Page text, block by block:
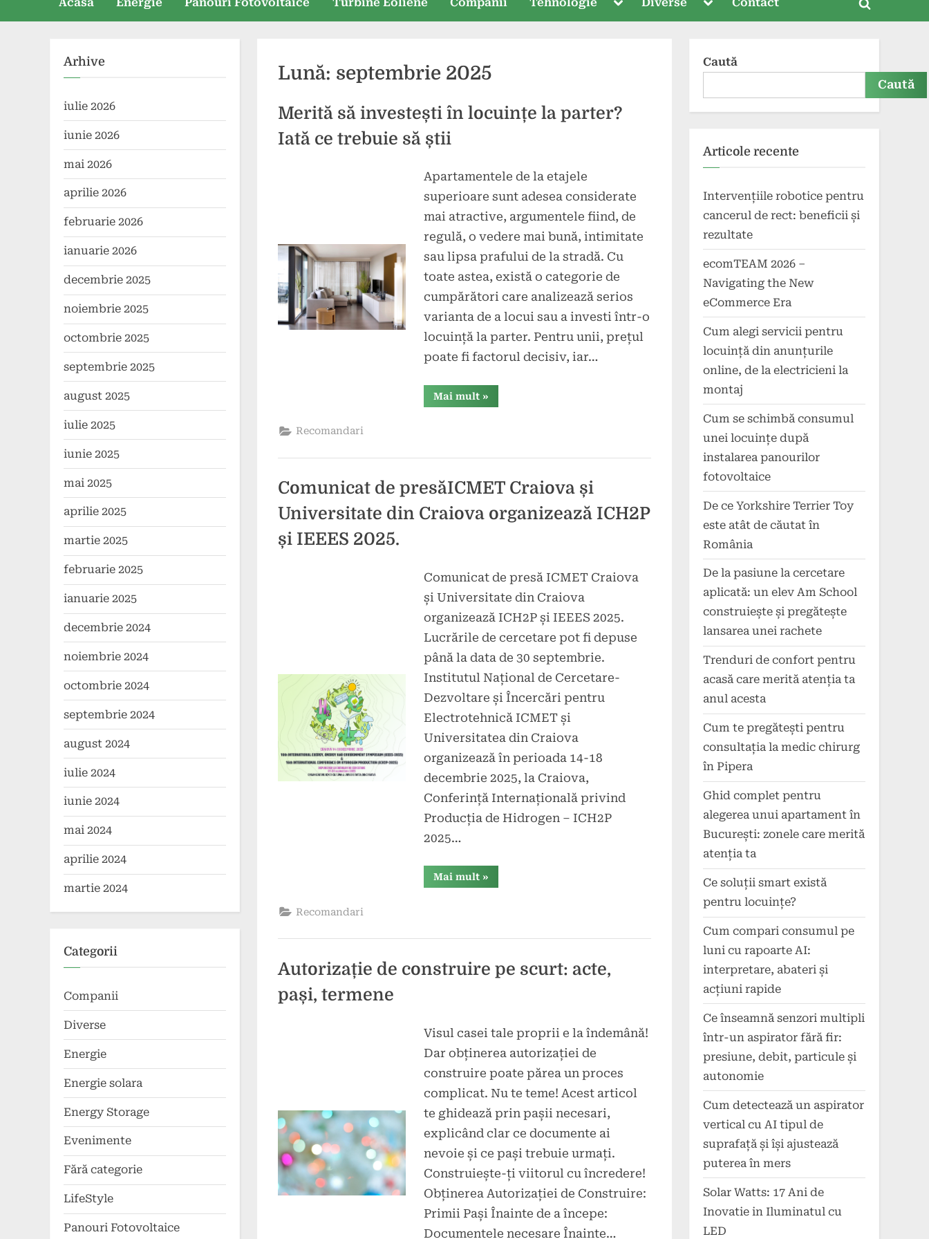
menu
menu
Toggle
Lună: septembrie 2025
Merită să investești în locuințe la parter?
Iată ce trebuie să știi
Apartamentele de la etajele
superioare sunt adesea considerate
mai atractive, argumentele fiind, de
regulă, o vedere mai bună, intimitate
sau lipsa prafului de la stradă. Cu
toate astea, există o categorie de
cumpărători care analizează serios
varianta de a locui sau a investi într-o
locuință la parter. Pentru unii, prețul
poate fi factorul decisiv, iar…
Mai mult“Merită
să
trebuie
să
»
Recomandari
Comunicat de presăICMET Craiova și
Universitate din Craiova organizează ICH2P
și IEEES 2025.
Comunicat de presă ICMET Craiova
și Universitate din Craiova
organizează ICH2P și IEEES 2025.
Lucrările de cercetare pot fi depuse
până la data de 30 septembrie.
Institutul Național de Cercetare-
Dezvoltare și Încercări pentru
Electrotehnică ICMET și
Universitatea din Craiova
organizează în perioada 14-18
decembrie 2025, la Craiova,
Conferință Internațională privind
Producția de Hidrogen – ICH2P
2025…
Mai mult“Comunicat
de
ICH2P
și
»
Recomandari
Autorizație de construire pe scurt: acte,
pași, termene
Visul casei tale proprii e la îndemână!
Dar obținerea autorizației de
construire poate părea un proces
complicat. Nu te teme! Acest articol
te ghidează prin pașii necesari,
explicând clar ce documente ai
nevoie și ce pași trebuie urmați.
Construiește-ți viitorul cu încredere!
Obținerea Autorizației de Construire:
Primii Pași Înainte de a începe:
Documentele necesare Înainte…
Arhive
iulie 2026
iunie 2026
mai 2026
aprilie 2026
februarie 2026
ianuarie 2026
decembrie 2025
noiembrie 2025
octombrie 2025
septembrie 2025
august 2025
iulie 2025
iunie 2025
mai 2025
aprilie 2025
martie 2025
februarie 2025
ianuarie 2025
decembrie 2024
noiembrie 2024
octombrie 2024
septembrie 2024
august 2024
iulie 2024
iunie 2024
mai 2024
aprilie 2024
martie 2024
Categorii
Companii
Diverse
Energie
Energie solara
Energy Storage
Evenimente
Fără categorie
LifeStyle
Panouri Fotovoltaice
Caută
Caută
Articole recente
Intervențiile robotice pentru
cancerul de rect: beneficii și
rezultate
ecomTEAM 2026 –
Navigating the New
eCommerce Era
Cum alegi servicii pentru
locuință din anunțurile
online, de la electricieni la
montaj
Cum se schimbă consumul
unei locuințe după
instalarea panourilor
fotovoltaice
De ce Yorkshire Terrier Toy
este atât de căutat în
România
De la pasiune la cercetare
aplicată: un elev Am School
construiește și pregătește
lansarea unei rachete
Trenduri de confort pentru
acasă care merită atenția ta
anul acesta
Cum te pregătești pentru
consultația la medic chirurg
în Pipera
Ghid complet pentru
alegerea unui apartament în
București: zonele care merită
atenția ta
Ce soluții smart există
pentru locuințe?
Cum compari consumul pe
luni cu rapoarte AI:
interpretare, abateri și
acțiuni rapide
Ce înseamnă senzori multipli
într-un aspirator fără fir:
presiune, debit, particule și
autonomie
Cum detectează un aspirator
vertical cu AI tipul de
suprafață și își ajustează
puterea în mers
Solar Watts: 17 Ani de
Inovatie in Iluminatul cu
LED